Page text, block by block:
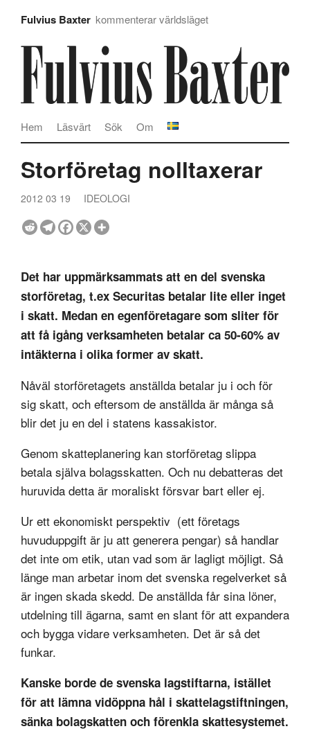
Fulvius Baxter kommenterar världsläget
Om
Sök
Läsvärt
Hem
Storföretag nolltaxerar
2012 03 19 IDEOLOGI
Det har uppmärksammats att en del svenska
storföretag, t.ex Securitas betalar lite eller inget
i skatt. Medan en egenföretagare som sliter för
att få igång verksamheten betalar ca 50-60% av
intäkterna i olika former av skatt.
Nåväl storföretagets anställda betalar ju i och för
sig skatt, och eftersom de anställda är många så
blir det ju en del i statens kassakistor.
Genom skatteplanering kan storföretag slippa
betala själva bolagsskatten. Och nu debatteras det
huruvida detta är moraliskt försvar bart eller ej.
Ur ett ekonomiskt perspektiv (ett företags
huvuduppgift är ju att generera pengar) så handlar
det inte om etik, utan vad som är lagligt möjligt. Så
länge man arbetar inom det svenska regelverket så
är ingen skada skedd. De anställda får sina löner,
utdelning till ägarna, samt en slant för att expandera
och bygga vidare verksamheten. Det är så det
funkar.
Kanske borde de svenska lagstiftarna, istället
för att lämna vidöppna hål i skattelagstiftningen,
sänka bolagskatten och förenkla skattesystemet.